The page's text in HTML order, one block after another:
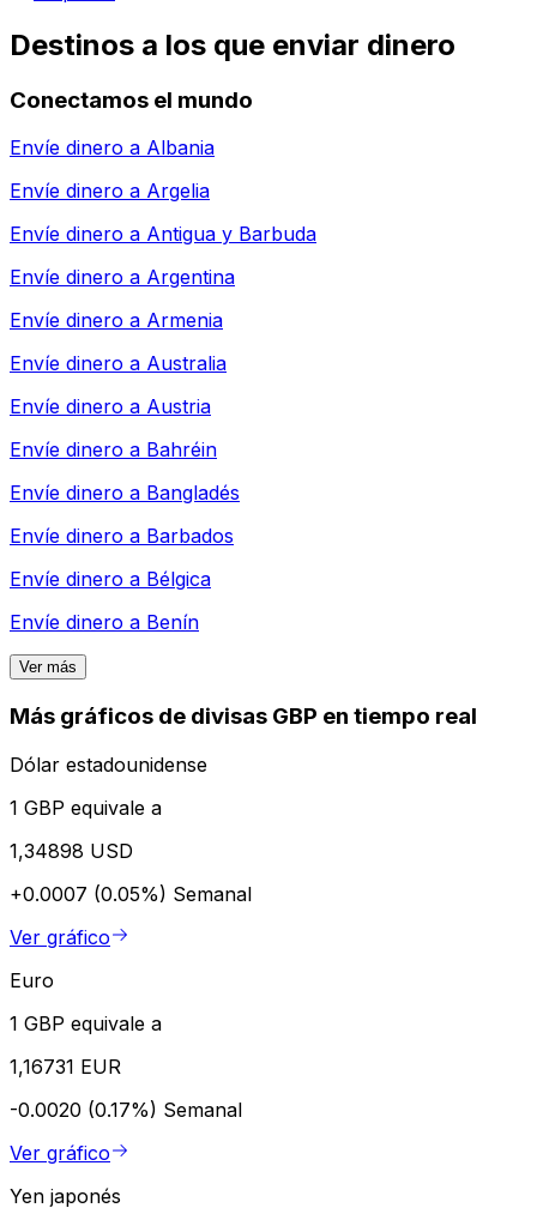
Destinos a los que enviar dinero
Conectamos el mundo
Envíe dinero a Albania
Envíe dinero a Argelia
Envíe dinero a Antigua y Barbuda
Envíe dinero a Argentina
Envíe dinero a Armenia
Envíe dinero a Australia
Envíe dinero a Austria
Envíe dinero a Bahréin
Envíe dinero a Bangladés
Envíe dinero a Barbados
Envíe dinero a Bélgica
Envíe dinero a Benín
Ver más
Más gráficos de divisas GBP en tiempo real
Dólar estadounidense
1 GBP equivale a
1,34898 USD
+0.0007 (0.05%) Semanal
Ver gráfico
Euro
1 GBP equivale a
1,16731 EUR
-0.0020 (0.17%) Semanal
Ver gráfico
Yen japonés